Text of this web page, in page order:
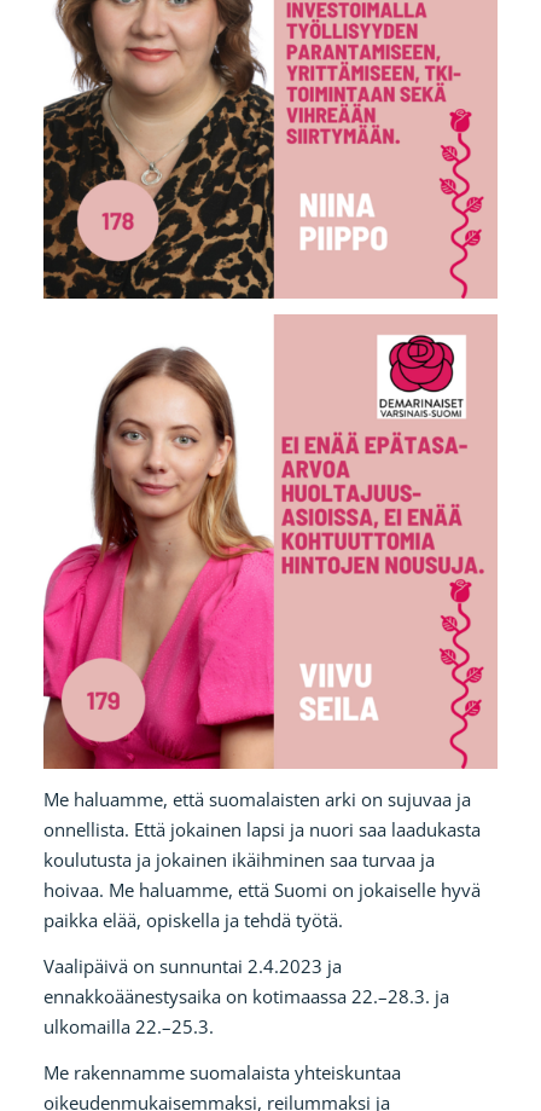
Me haluamme, että suomalaisten arki on sujuvaa ja
onnellista. Että jokainen lapsi ja nuori saa laadukasta
koulutusta ja jokainen ikäihminen saa turvaa ja
hoivaa. Me haluamme, että Suomi on jokaiselle hyvä
paikka elää, opiskella ja tehdä työtä.
Vaalipäivä on sunnuntai 2.4.2023 ja
ennakkoäänestysaika on kotimaassa 22.–28.3. ja
ulkomailla 22.–25.3.
Me rakennamme suomalaista yhteiskuntaa
oikeudenmukaisemmaksi, reilummaksi ja